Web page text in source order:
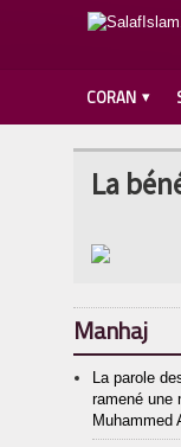
CORAN
La
Manhaj
La parole
ramené une
Muhammed